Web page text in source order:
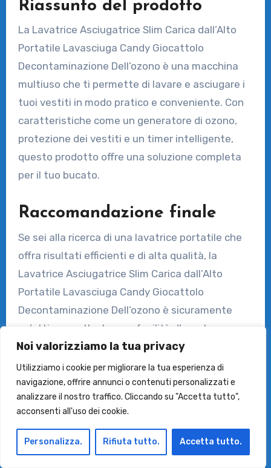
Noi valorizziamo la tua privacy
Utilizziamo i cookie per migliorare la tua esperienza di
navigazione, offrire annunci o contenuti personalizzati e
analizzare il nostro traffico. Cliccando su "Accetta tutto",
acconsenti all'uso dei cookie.
Personalizza. Rifiuta tutto. Accetta tutto.
Riassunto del prodotto
La Lavatrice Asciugatrice Slim Carica dall’Alto
Portatile Lavasciuga Candy Giocattolo
Decontaminazione Dell’ozono è una macchina
multiuso che ti permette di lavare e asciugare i
tuoi vestiti in modo pratico e conveniente. Con
caratteristiche come un generatore di ozono,
protezione dei vestiti e un timer intelligente,
questo prodotto offre una soluzione completa
per il tuo bucato.
Raccomandazione finale
Se sei alla ricerca di una lavatrice portatile che
offra risultati efficienti e di alta qualità, la
Lavatrice Asciugatrice Slim Carica dall’Alto
Portatile Lavasciuga Candy Giocattolo
Decontaminazione Dell’ozono è sicuramente
un’ottima scelta. La sua facilità d’uso, la
portabilità e la capacità di pulire in profondità i
vestiti la rendono un must-have per chiunque
abbia bisogno di una soluzione pratica per il
bucato. Investi in questo prodotto e goditi